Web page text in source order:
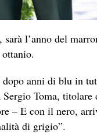
, sarà l’anno del
dopo anni di blu in
Toma, titolare
– E con il nero,
di grigio”.